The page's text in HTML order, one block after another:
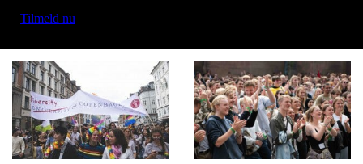
Tilmeld nu